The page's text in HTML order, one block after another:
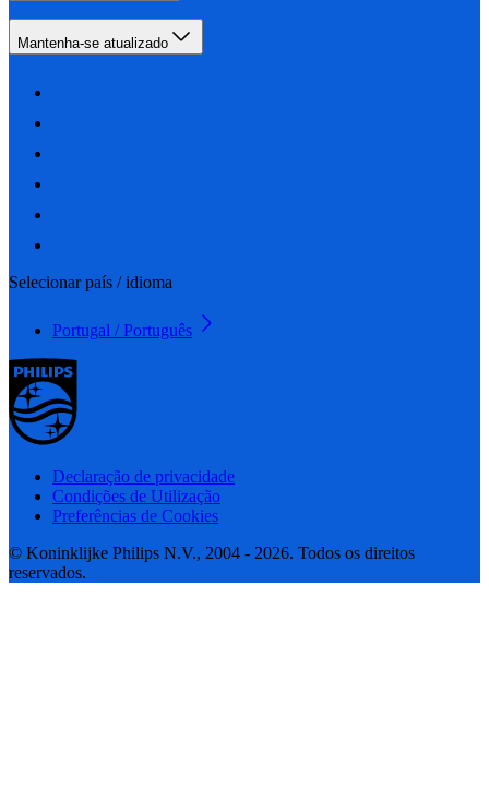
Mantenha-se atualizado
Selecionar país / idioma
Portugal / Português
Declaração de privacidade
Condições de Utilização
Preferências de Cookies
© Koninklijke Philips N.V., 2004 - 2026. Todos os direitos
reservados.